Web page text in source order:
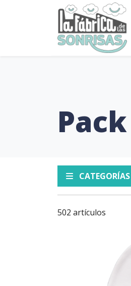
CATEGORÍAS
502 artículos